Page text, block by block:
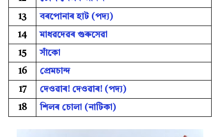
13 বৰপোনাৰ হাট (পদ্য)
14 মাধৱদেৱৰ গুৰুসেৱা
15 সাঁকো
16 প্ৰেমচান্দ
17 দেওৱাৰ! দেওৱাৰ! (পদ্য)
18 শিলৰ চোলা (নাটিকা)